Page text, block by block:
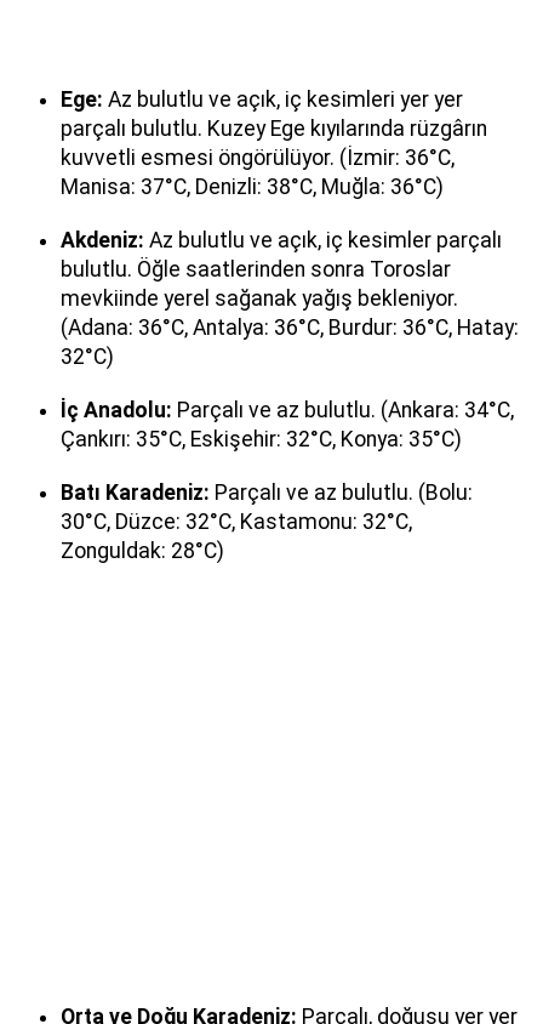
Ege: Az bulutlu ve açık, iç kesimleri yer yer
parçalı bulutlu. Kuzey Ege kıyılarında rüzgârın
kuvvetli esmesi öngörülüyor. (İzmir: 36°C,
Manisa: 37°C, Denizli: 38°C, Muğla: 36°C)
Akdeniz: Az bulutlu ve açık, iç kesimler parçalı
bulutlu. Öğle saatlerinden sonra Toroslar
mevkiinde yerel sağanak yağış bekleniyor.
(Adana: 36°C, Antalya: 36°C, Burdur: 36°C, Hatay:
32°C)
İç Anadolu: Parçalı ve az bulutlu. (Ankara: 34°C,
Çankırı: 35°C, Eskişehir: 32°C, Konya: 35°C)
Batı Karadeniz: Parçalı ve az bulutlu. (Bolu:
30°C, Düzce: 32°C, Kastamonu: 32°C,
Zonguldak: 28°C)
Orta ve Doğu Karadeniz: Parçalı, doğusu yer yer